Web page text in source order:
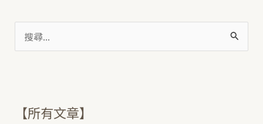
【所有文章】